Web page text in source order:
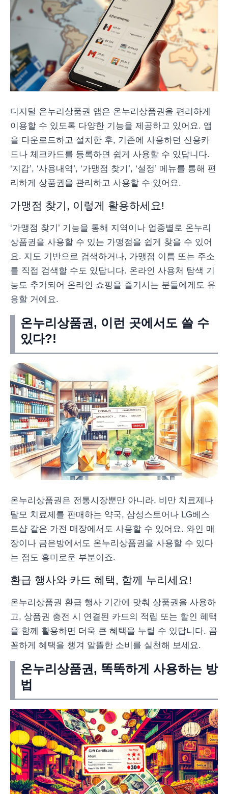
디지털 온누리상품권 앱은 온누리상품권을 편리하게
이용할 수 있도록 다양한 기능을 제공하고 있어요. 앱
을 다운로드하고 설치한 후, 기존에 사용하던 신용카
드나 체크카드를 등록하면 쉽게 사용할 수 있답니다.
‘지갑’, ‘사용내역’, ‘가맹점 찾기’, ‘설정’ 메뉴를 통해 편
리하게 상품권을 관리하고 사용할 수 있어요.
가맹점 찾기, 이렇게 활용하세요!
‘가맹점 찾기’ 기능을 통해 지역이나 업종별로 온누리
상품권을 사용할 수 있는 가맹점을 쉽게 찾을 수 있어
요. 지도 기반으로 검색하거나, 가맹점 이름 또는 주소
를 직접 검색할 수도 있답니다. 온라인 사용처 탐색 기
능도 추가되어 온라인 쇼핑을 즐기시는 분들에게도 유
용할 거예요.
온누리상품권, 이런 곳에서도 쓸 수
있다?!
온누리상품권은 전통시장뿐만 아니라, 비만 치료제나
탈모 치료제를 판매하는 약국, 삼성스토어나 LG베스
트샵 같은 가전 매장에서도 사용할 수 있어요. 와인 매
장이나 금은방에서도 온누리상품권을 사용할 수 있다
는 점도 흥미로운 부분이죠.
환급 행사와 카드 혜택, 함께 누리세요!
온누리상품권 환급 행사 기간에 맞춰 상품권을 사용하
고, 상품권 충전 시 연결된 카드의 적립 또는 할인 혜택
을 함께 활용하면 더욱 큰 혜택을 누릴 수 있답니다. 꼼
꼼하게 혜택을 챙겨 알뜰한 소비를 실천해 보세요.
온누리상품권, 똑똑하게 사용하는 방
법